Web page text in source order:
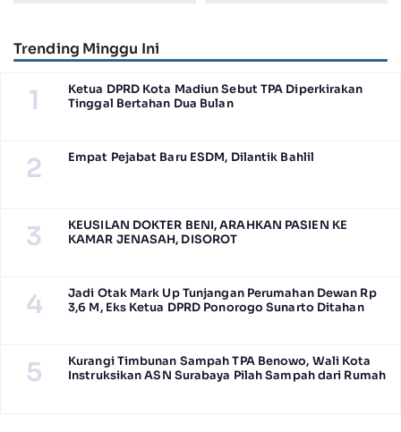
Trending Minggu Ini
1
Ketua DPRD Kota Madiun Sebut TPA Diperkirakan
Tinggal Bertahan Dua Bulan
2 Empat Pejabat Baru ESDM, Dilantik Bahlil
3
KEUSILAN DOKTER BENI, ARAHKAN PASIEN KE
KAMAR JENASAH, DISOROT
4
Jadi Otak Mark Up Tunjangan Perumahan Dewan Rp
3,6 M, Eks Ketua DPRD Ponorogo Sunarto Ditahan
5
Kurangi Timbunan Sampah TPA Benowo, Wali Kota
Instruksikan ASN Surabaya Pilah Sampah dari Rumah